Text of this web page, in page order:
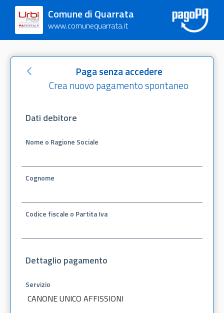
Comune di Quarrata
www.comunequarrata.it
Paga senza accedere
Crea nuovo pagamento spontaneo
Dati debitore
Nome o Ragione Sociale
Cognome
Codice fiscale o Partita Iva
Dettaglio pagamento
Servizio
CANONE UNICO AFFISSIONI